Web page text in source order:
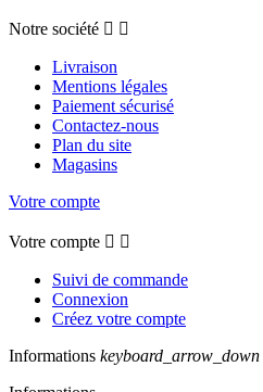
Notre société  
Livraison
Mentions légales
Paiement sécurisé
Contactez-nous
Plan du site
Magasins
Votre compte
Votre compte  
Suivi de commande
Connexion
Créez votre compte
Informations keyboard_arrow_down